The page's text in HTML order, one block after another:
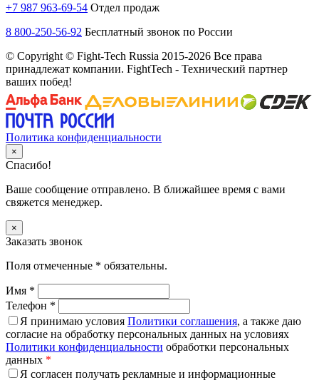
+7 987 963-69-54 Отдел продаж
8 800-250-56-92 Бесплатный звонок по России
© Copyright © Fight-Tech Russia 2015-2026 Все права
принадлежат компании. FightTech - Технический партнер
ваших побед!
Политика конфиденциальности
×
Спасибо!
Ваше сообщение отправлено. В ближайшее время с вами
свяжется менеджер.
×
Заказать звонок
Поля отмеченные * обязательны.
Имя *
Телефон *
Я принимаю условия Политики соглашения, а также даю
согласие на обработку персональных данных на условиях
Политики конфиденциальности обработки персональных
данных *
Я согласен получать рекламные и информационные